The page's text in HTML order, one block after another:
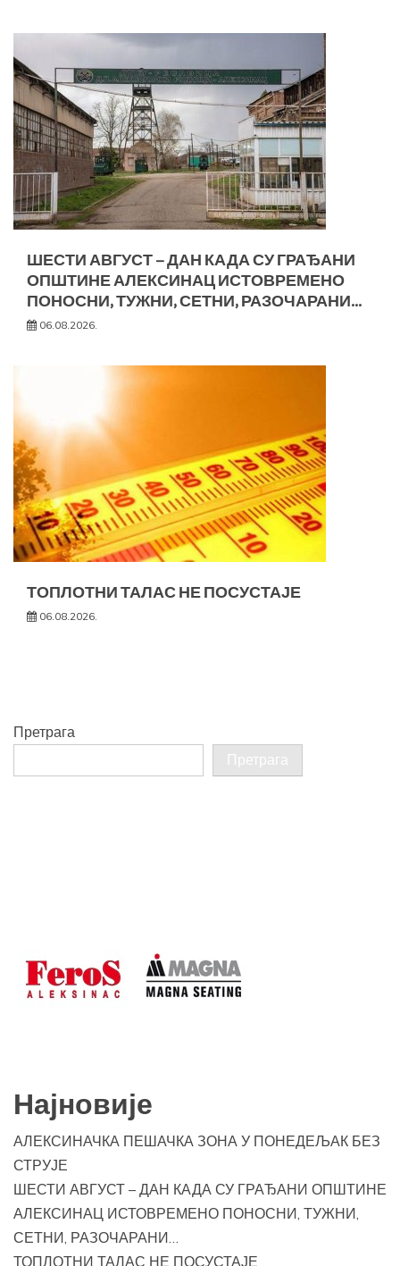
ШЕСТИ АВГУСТ – ДАН КАДА СУ ГРАЂАНИ
ОПШТИНЕ АЛЕКСИНАЦ ИСТОВРЕМЕНО
ПОНОСНИ, ТУЖНИ, СЕТНИ, РАЗОЧАРАНИ…
06.08.2026.
ТОПЛОТНИ ТАЛАС НЕ ПОСУСТАЈЕ
06.08.2026.
Претрага
Претрага
Најновије
АЛЕКСИНАЧКА ПЕШАЧКА ЗОНА У ПОНЕДЕЉАК БЕЗ
СТРУЈЕ
ШЕСТИ АВГУСТ – ДАН КАДА СУ ГРАЂАНИ ОПШТИНЕ
АЛЕКСИНАЦ ИСТОВРЕМЕНО ПОНОСНИ, ТУЖНИ,
СЕТНИ, РАЗОЧАРАНИ…
ТОПЛОТНИ ТАЛАС НЕ ПОСУСТАЈЕ